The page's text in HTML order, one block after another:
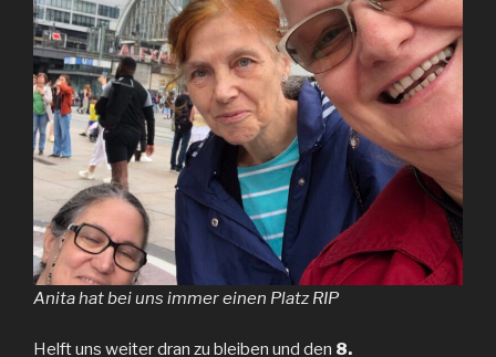
Anita hat bei uns immer einen Platz RIP
Helft uns weiter dran zu bleiben und den 8.